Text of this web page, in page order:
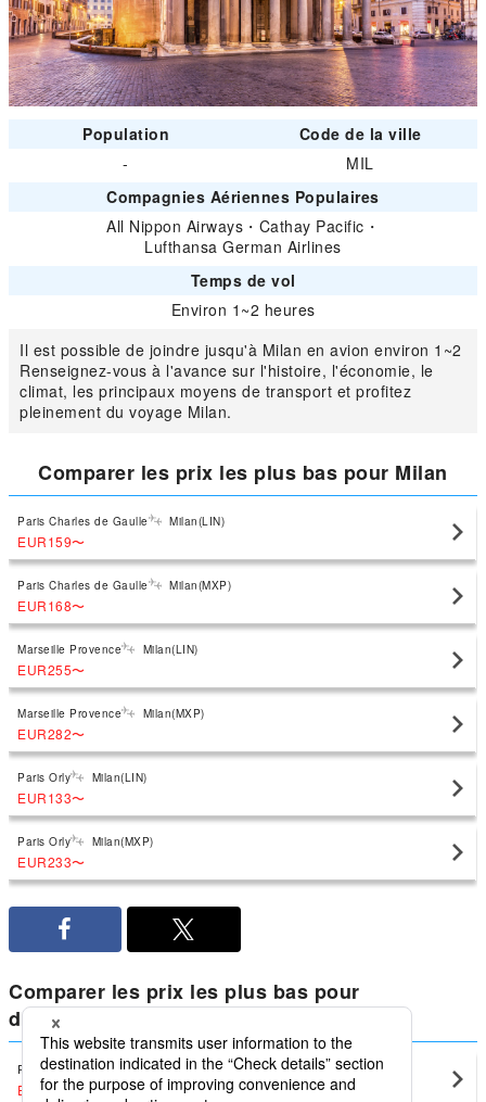
Population
Code de la ville
-
MIL
Compagnies Aériennes Populaires
All Nippon Airways ・ Cathay Pacific ・
Lufthansa German Airlines
Temps de vol
Environ 1~2 heures
Il est possible de joindre jusqu'à Milan en avion environ 1~2
Renseignez-vous à l'avance sur l'histoire, l'économie, le
climat, les principaux moyens de transport et profitez
pleinement du voyage Milan.
Comparer les prix les plus bas pour Milan
Paris Charles de Gaulle Milan(LIN)
EUR159〜
Paris Charles de Gaulle Milan(MXP)
EUR168〜
Marseille Provence Milan(LIN)
EUR255〜
Marseille Provence Milan(MXP)
EUR282〜
Paris Orly Milan(LIN)
EUR133〜
Paris Orly Milan(MXP)
EUR233〜
Comparer les prix les plus bas pour
domestique Italie à partir de Milan
Rome Milan(LIN)
EUR103〜